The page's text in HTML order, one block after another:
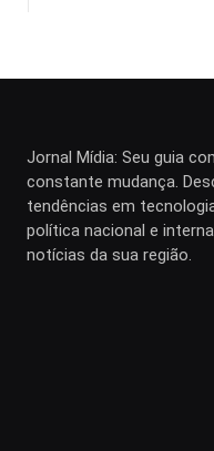
Jornal Mídia: Seu guia
constante mudança.
tendências em
política nacional e
notícias da sua região.